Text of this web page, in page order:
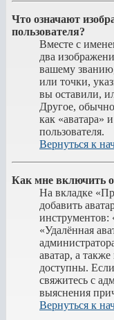
Что означают
пользователя?
Вместе с
два
вашему
или точки,
вы оставили,
Другое,
как «аватара»
пользователя.
Вернуться к
Как мне включить
На вкладке
добавить
инструментов:
«Удалённая
аватар, а
доступны.
свяжитесь с
выяснения
Вернуться к